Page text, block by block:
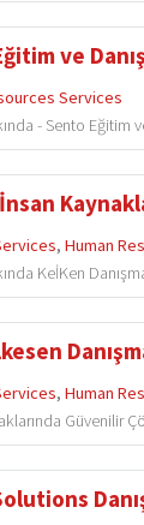
ve
Services
- Sento Eğitim
,Human
KeİKen
,Human
Güvenilir